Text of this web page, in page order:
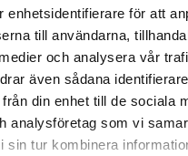
enhetsidentifierare för att
till användarna,
och analysera vår
även sådana
din enhet till de sociala
analysföretag som vi
sin tur kombinera
i mjuk, elastisk och
två fickor. • Mjuk och
• Huva med dragsko